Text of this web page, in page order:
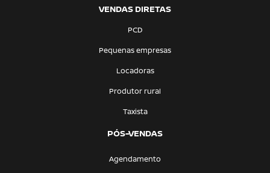
VENDAS DIRETAS
PCD
Pequenas empresas
Locadoras
Produtor rural
Taxista
PÓS-VENDAS
Agendamento